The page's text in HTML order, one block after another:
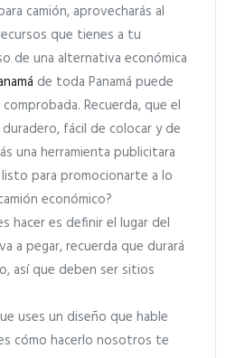
camión, aprovecharás al
que tienes a tu
de una alternativa económica
de toda Panamá puede
Recuerda, que el
fácil de colocar y de
una herramienta publicitara
para promocionarte a lo
económico?
hacer es definir el lugar del
a pegar, recuerda que durará
así que deben ser sitios
uses un diseño que hable
cómo hacerlo nosotros te